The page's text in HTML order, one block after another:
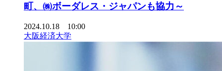
町、㈱ボーダレス・ジャパンも協力～
2024.10.18 10:00
大阪経済大学